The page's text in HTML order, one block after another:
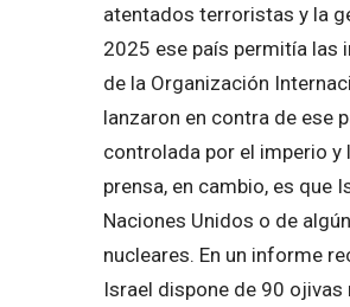
atentados terroristas y la
2025 ese país permitía las
de la Organización
lanzaron en contra de ese
controlada por el imperio y
prensa, en cambio, es que
Naciones Unidos o de
nucleares. En un informe
Israel dispone de 90